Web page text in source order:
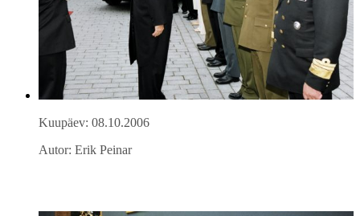
Kuupäev: 08.10.2006
Autor: Erik Peinar